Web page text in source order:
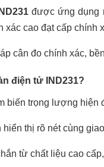
được ứng dụng
xác cao đạt cấp chính
cân đo chính xác,
điện tử IND231?
biến trọng lượng
thị rõ nét cùng
từ chất liệu cao